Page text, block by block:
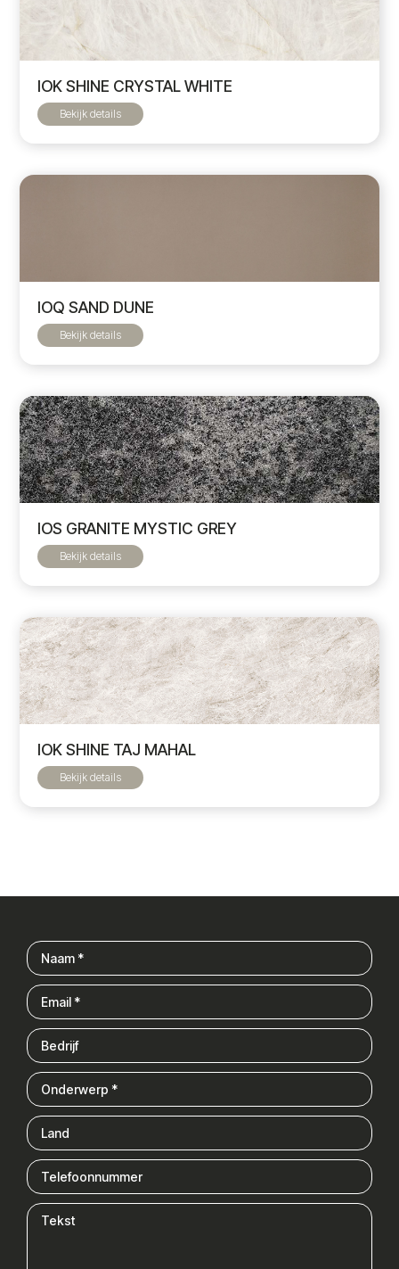
IOK SHINE CRYSTAL WHITE
Bekijk details
IOQ SAND DUNE
Bekijk details
IOS GRANITE MYSTIC GREY
Bekijk details
IOK SHINE TAJ MAHAL
Bekijk details